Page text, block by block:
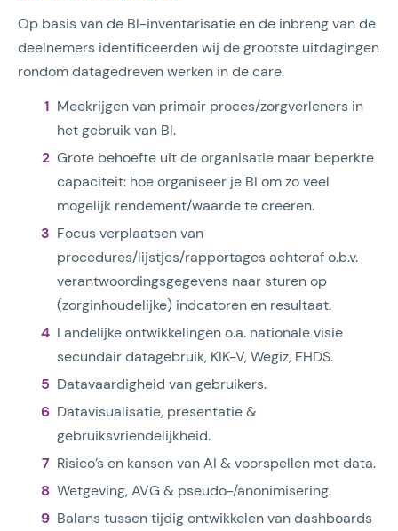
Op basis van de BI-inventarisatie en de inbreng van de
deelnemers identificeerden wij de grootste uitdagingen
rondom datagedreven werken in de care.
Meekrijgen van primair proces/zorgverleners in
het gebruik van BI.
Grote behoefte uit de organisatie maar beperkte
capaciteit: hoe organiseer je BI om zo veel
mogelijk rendement/waarde te creëren.
Focus verplaatsen van
procedures/lijstjes/rapportages achteraf o.b.v.
verantwoordingsgegevens naar sturen op
(zorginhoudelijke) indcatoren en resultaat.
Landelijke ontwikkelingen o.a. nationale visie
secundair datagebruik, KIK-V, Wegiz, EHDS.
Datavaardigheid van gebruikers.
Datavisualisatie, presentatie &
gebruiksvriendelijkheid.
Risico’s en kansen van AI & voorspellen met data.
Wetgeving, AVG & pseudo-/anonimisering.
Balans tussen tijdig ontwikkelen van dashboards